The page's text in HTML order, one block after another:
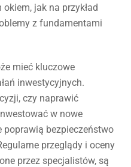
jak na przykład
z fundamentami
mieć kluczowe
inwestycyjnych.
czy naprawić
w nowe
poprawią bezpieczeństwo
przeglądy i oceny
przez specjalistów, są